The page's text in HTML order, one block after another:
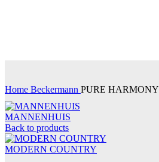
Home Beckermann PURE HARMONY
MANNENHUIS
Back to products
MODERN COUNTRY